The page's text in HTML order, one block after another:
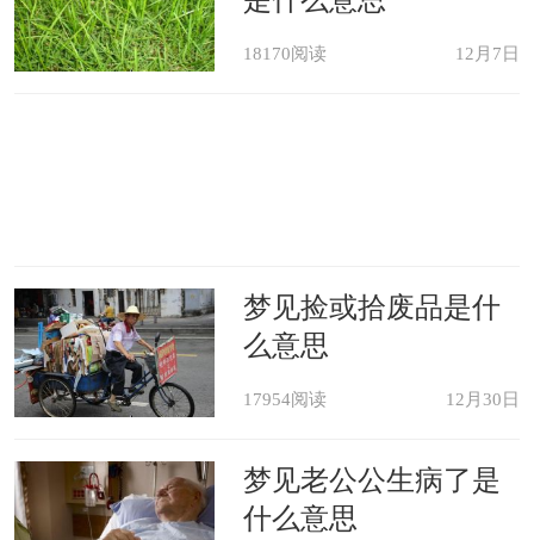
18170阅读 12月7日
梦见捡或拾废品是什
么意思
17954阅读 12月30日
梦见老公公生病了是
什么意思